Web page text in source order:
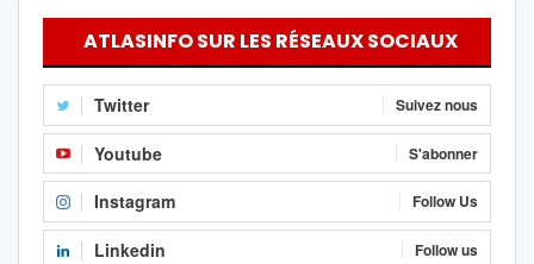
ATLASINFO SUR LES RÉSEAUX SOCIAUX
Twitter Suivez nous
Youtube S'abonner
Instagram Follow Us
Linkedin Follow us